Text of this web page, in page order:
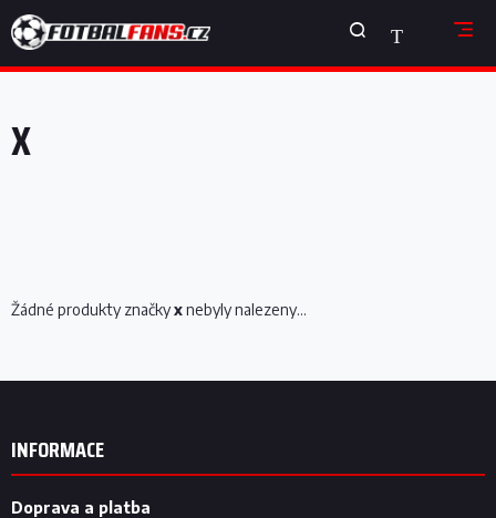
na
obsah
NÁKUPNÍ
KOŠÍK
X
Žádné produkty značkyxnebyly nalezeny...
Z
INFORMACE
Doprava a platba